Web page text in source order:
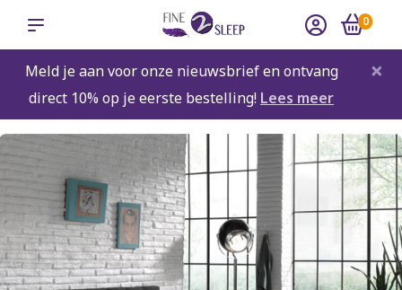
0
Meld je aan voor onze nieuwsbrief en ontvang
direct 10% op je eerste bestelling! Lees meer
×